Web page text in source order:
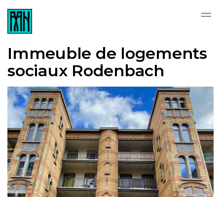
Immeuble de logements
sociaux Rodenbach